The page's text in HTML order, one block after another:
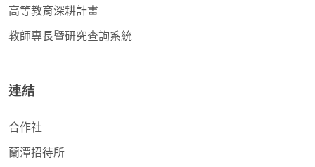
高等教育深耕計畫
教師專長暨研究查詢系統
連結
合作社
蘭潭招待所